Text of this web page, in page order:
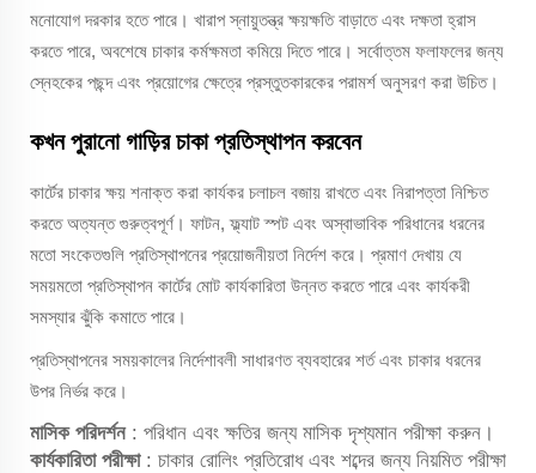
মনোযোগ দরকার হতে পারে। খারাপ স্নায়ুতন্ত্র ক্ষয়ক্ষতি বাড়াতে এবং দক্ষতা হ্রাস
করতে পারে, অবশেষে চাকার কর্মক্ষমতা কমিয়ে দিতে পারে। সর্বোত্তম ফলাফলের জন্য
স্নেহকের পছন্দ এবং প্রয়োগের ক্ষেত্রে প্রস্তুতকারকের পরামর্শ অনুসরণ করা উচিত।
কখন পুরানো গাড়ির চাকা প্রতিস্থাপন করবেন
কার্টের চাকার ক্ষয় শনাক্ত করা কার্যকর চলাচল বজায় রাখতে এবং নিরাপত্তা নিশ্চিত
করতে অত্যন্ত গুরুত্বপূর্ণ। ফাটন, ফ্ল্যাট স্পট এবং অস্বাভাবিক পরিধানের ধরনের
মতো সংকেতগুলি প্রতিস্থাপনের প্রয়োজনীয়তা নির্দেশ করে। প্রমাণ দেখায় যে
সময়মতো প্রতিস্থাপন কার্টের মোট কার্যকারিতা উন্নত করতে পারে এবং কার্যকরী
সমস্যার ঝুঁকি কমাতে পারে।
প্রতিস্থাপনের সময়কালের নির্দেশাবলী সাধারণত ব্যবহারের শর্ত এবং চাকার ধরনের
উপর নির্ভর করে।
মাসিক পরিদর্শন : পরিধান এবং ক্ষতির জন্য মাসিক দৃশ্যমান পরীক্ষা করুন।
কার্যকারিতা পরীক্ষা : চাকার রোলিং প্রতিরোধ এবং শব্দের জন্য নিয়মিত পরীক্ষা